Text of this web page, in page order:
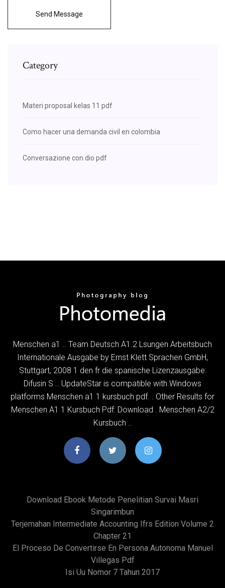
Send Message
Category
Materi proposal kelas 11 pdf
Como hacer una demanda civil en colombia
Conversazione con dio pdf
Menschen a1 .. Team Deutsch A1.2 Lsungen Arbeitsbuch
Internationale Ausgabe by Ernst Klett Sprachen GmbH,
Stuttgart, 2008 1 den fr die spanische Lizenzausgabe:
Difusin S .. UpdateStar is compatible with Windows
platforms Menschen a1 1 kursbuch pdf. . Other Results for
Menschen A1 1 Kursbuch Pdf: Download . Menschen A2/2
Kursbuch ..
Download Ebook Metode Penelitian Survai Masri
Singarimbun
Terjemahan Intermediate Accounting Ifrs Edition Volume 2
Chapter 21
El Proceso De Convertirse En Persona Autonoma Manuel
Villegas Pdf
Isi Uu Nomor 7 Tahun 2017